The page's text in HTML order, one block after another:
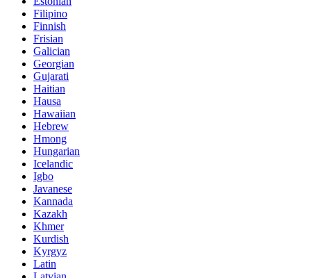
Filipino
Finnish
Frisian
Galician
Georgian
Gujarati
Haitian
Hausa
Hawaiian
Hebrew
Hmong
Hungarian
Icelandic
Igbo
Javanese
Kannada
Kazakh
Khmer
Kurdish
Kyrgyz
Latin